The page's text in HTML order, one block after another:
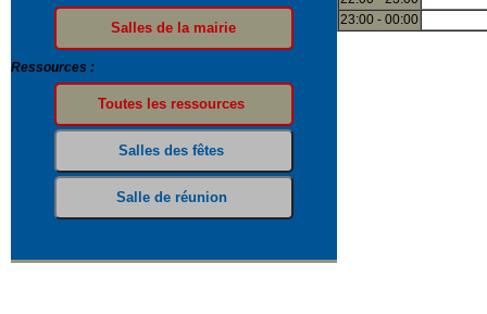
Ressources :
23:00 - 00:00